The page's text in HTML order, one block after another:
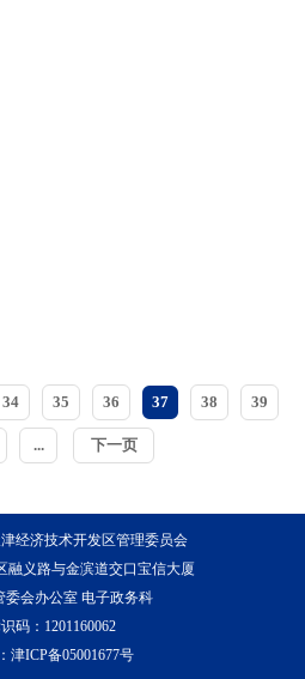
34 35 36 37 38 39
... 下一页
经济技术开发区管理委员会
融义路与金滨道交口宝信大厦
委会办公室 电子政务科
码：1201160062
津ICP备05001677号